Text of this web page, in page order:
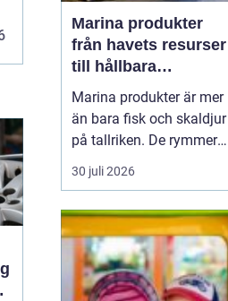
Marina produkter
från havets resurser
till hållbara
upplevelser
Marina produkter är mer
än bara fisk och skaldjur
på tallriken. De rymmer
allt från mat och hälsa
till friluftsliv, kultur och
områden spelar havet en
central roll för både
ekonomi och livskvalitet.
När fler söker sig mot
30 juli 2026